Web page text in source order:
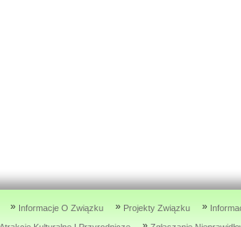
» Informacje O Związku » Projekty Związku »